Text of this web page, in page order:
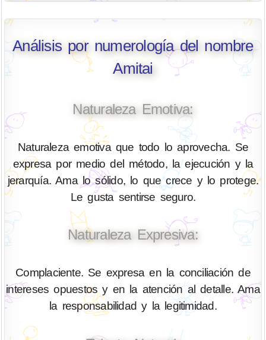
Análisis por numerología del nombre
Amitai
Naturaleza Emotiva:
Naturaleza emotiva que todo lo aprovecha. Se
expresa por medio del método, la ejecución y la
jerarquía. Ama lo sólido, lo que crece y lo protege.
Le gusta sentirse seguro.
Naturaleza Expresiva:
Complaciente. Se expresa en la conciliación de
intereses opuestos y en la atención al detalle. Ama
la responsabilidad y la legitimidad.